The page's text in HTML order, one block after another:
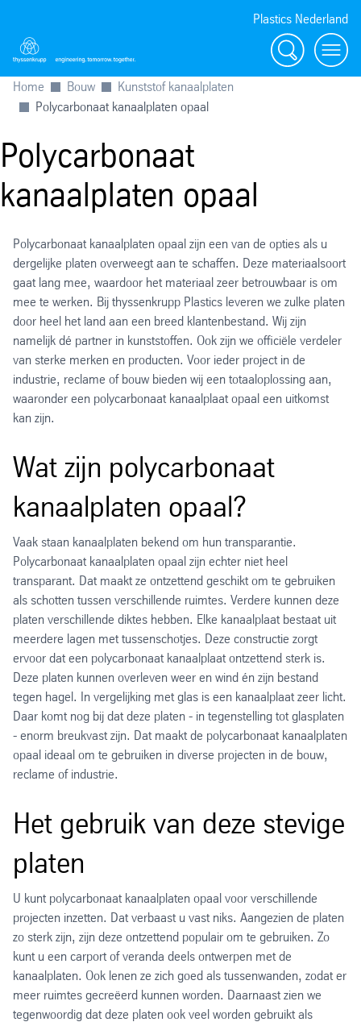
Plastics Nederland
Zoeken Menu
Home Bouw
Kunststof kanaalplaten
Polycarbonaat kanaalplaten opaal
Polycarbonaat
kanaalplaten opaal
Polycarbonaat kanaalplaten opaal zijn een van de opties als u
dergelijke platen overweegt aan te schaffen. Deze materiaalsoort
gaat lang mee, waardoor het materiaal zeer betrouwbaar is om
mee te werken. Bij thyssenkrupp Plastics leveren we zulke platen
door heel het land aan een breed klantenbestand. Wij zijn
namelijk dé partner in kunststoffen. Ook zijn we officiële verdeler
van sterke merken en producten. Voor ieder project in de
industrie, reclame of bouw bieden wij een totaaloplossing aan,
waaronder een polycarbonaat kanaalplaat opaal een uitkomst
kan zijn.
Wat zijn polycarbonaat
kanaalplaten opaal?
Vaak staan kanaalplaten bekend om hun transparantie.
Polycarbonaat kanaalplaten opaal zijn echter niet heel
transparant. Dat maakt ze ontzettend geschikt om te gebruiken
als schotten tussen verschillende ruimtes. Verdere kunnen deze
platen verschillende diktes hebben. Elke kanaalplaat bestaat uit
meerdere lagen met tussenschotjes. Deze constructie zorgt
ervoor dat een polycarbonaat kanaalplaat ontzettend sterk is.
Deze platen kunnen overleven weer en wind én zijn bestand
tegen hagel. In vergelijking met glas is een kanaalplaat zeer licht.
Daar komt nog bij dat deze platen - in tegenstelling tot glasplaten
- enorm breukvast zijn. Dat maakt de polycarbonaat kanaalplaten
opaal ideaal om te gebruiken in diverse projecten in de bouw,
reclame of industrie.
Het gebruik van deze stevige
platen
U kunt polycarbonaat kanaalplaten opaal voor verschillende
projecten inzetten. Dat verbaast u vast niks. Aangezien de platen
zo sterk zijn, zijn deze ontzettend populair om te gebruiken. Zo
kunt u een carport of veranda deels ontwerpen met de
kanaalplaten. Ook lenen ze zich goed als tussenwanden, zodat er
meer ruimtes gecreëerd kunnen worden. Daarnaast zien we
tegenwoordig dat deze platen ook veel worden gebruikt als